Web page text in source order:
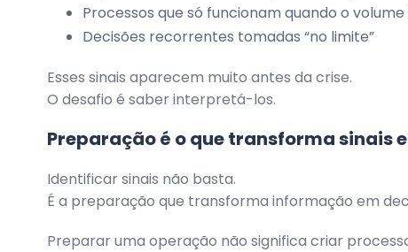
Processos que só funcionam quando o volume
Decisões recorrentes tomadas “no limite”
Esses sinais aparecem muito antes da crise.
O desafio é saber interpretá-los.
Preparação é o que transforma sinais
Identificar sinais não basta.
É a preparação que transforma informação em
Preparar uma operação não significa criar